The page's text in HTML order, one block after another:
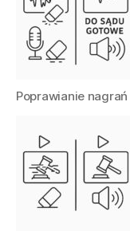
Poprawianie